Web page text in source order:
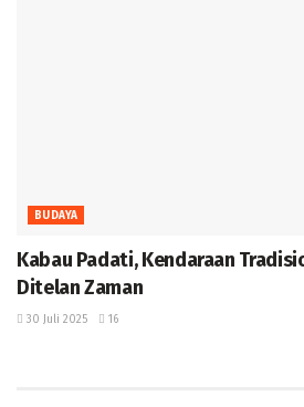
BUDAYA
Kabau Padati, Kendaraan
Ditelan Zaman ‎
30 Juli 2025 16